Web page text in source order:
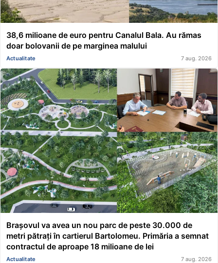
38,6 milioane de euro pentru Canalul Bala. Au rămas
doar bolovanii de pe marginea malului
Actualitate 7 aug. 2026
Brașovul va avea un nou parc de peste 30.000 de
metri pătrați în cartierul Bartolomeu. Primăria a semnat
contractul de aproape 18 milioane de lei
Actualitate 7 aug. 2026